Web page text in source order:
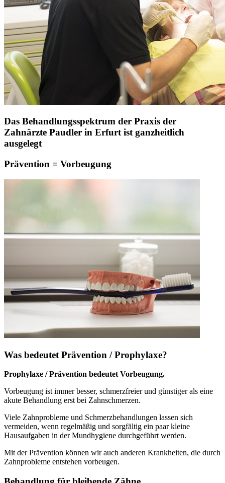
Das Behandlungsspektrum der Praxis der
Zahnärzte Paudler in Erfurt ist ganzheitlich
ausgelegt
Prävention = Vorbeugung
Was bedeutet Prävention / Prophylaxe?
Prophylaxe / Prävention bedeutet Vorbeugung.
Vorbeugung ist immer besser, schmerzfreier und günstiger als eine
akute Behandlung erst bei Zahnschmerzen.
Viele Zahnprobleme und Schmerzbehandlungen lassen sich
vermeiden, wenn regelmäßig und sorgfältig ein paar kleine
Hausaufgaben in der Mundhygiene durchgeführt werden.
Mit der Prävention können wir auch anderen Krankheiten, die durch
Zahnprobleme entstehen vorbeugen.